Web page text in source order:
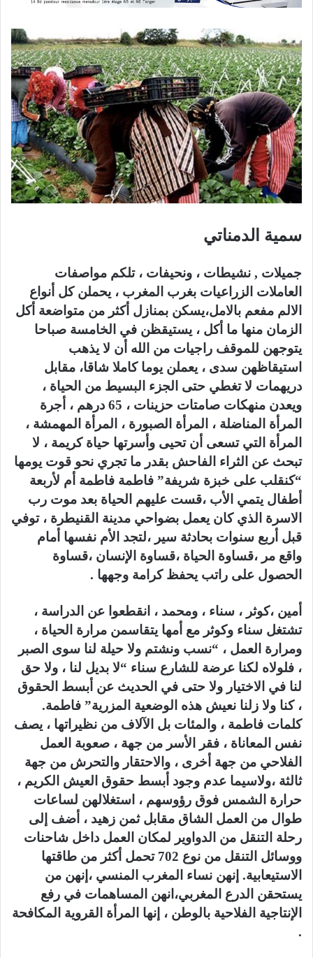
سمية الدمناتي
جميلات , نشيطات ، ونحيفات ، تلكم مواصفات
العاملات الزراعيات بغرب المغرب ، يحملن كل أنواع
الالم مفعم بالامل،يسكن بمنازل أكثر من متواضعة أكل
الزمان منها ما أكل ، يستيقظن في الخامسة صباحا
يتوجهن للموقف راجيات من الله أن لا يذهب
استيقاظهن سدى ، يعملن يوما كاملا شاقا، مقابل
دريهمات لا تغطي حتى الجزء البسيط من الحياة ،
ويعدن منهكات صامتات حزينات ، 65 درهم ، أجرة
المرأة المناضلة ، المرأة الصبورة ، المرأة المهمشة ،
المرأة التي تسعى أن تحيى وأسرتها حياة كريمة ، لا
تبحث عن الثراء الفاحش بقدر ما تجري نحو قوت يومها
“كنقلب على خبزة شريفة” فاطمة فاطمة أم لأربعة
أطفال يتمي الأب ،قست عليهم الحياة بعد موت رب
الاسرة الذي كان يعمل بضواحي مدينة القنيطرة ، توفي
قبل أربع سنوات بحادثة سير ،لتجد الأم نفسها أمام
واقع مر ،قساوة الحياة ،قساوة الإنسان ،قساوة
الحصول على راتب يحفظ كرامة وجهها .
أمين ،كوثر ، سناء ، ومحمد ، انقطعوا عن الدراسة ،
تشتغل سناء وكوثر مع أمها يتقاسمن مرارة الحياة ،
ومرارة العمل ، “نسب ونشتم ولا حيلة لنا سوى الصبر
، فلولاه لكنا عرضة للشارع سناء “لا بديل لنا ، ولا حق
لنا في الاختيار ولا حتى في الحديث عن أبسط الحقوق
، كنا ولا زلنا نعيش هذه الوضعية المزرية” فاطمة.
كلمات فاطمة ، والمئات بل الآلاف من نظيراتها ، يصف
نفس المعاناة ، فقر الأسر من جهة ، صعوبة العمل
الفلاحي من جهة أخرى ، والاحتقار والتحرش من جهة
ثالثة ،ولاسيما عدم وجود أبسط حقوق العيش الكريم ،
حرارة الشمس فوق رؤوسهم ، استغلالهن لساعات
طوال من العمل الشاق مقابل ثمن زهيد ، أضف إلى
رحلة التنقل من الدواوير لمكان العمل داخل شاحنات
ووسائل التنقل من نوع 702 تحمل أكثر من طاقتها
الاستيعابية. إنهن نساء المغرب المنسي ،إنهن من
يستحقن الدرع المغربي،انهن المساهمات في رفع
الإنتاجية الفلاحية بالوطن ، إنها المرأة القروية المكافحة
.